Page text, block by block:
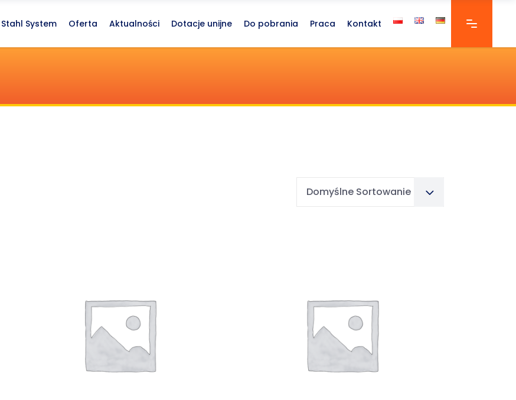
Stahl System Oferta Aktualności Dotacje unijne Do pobrania Praca Kontakt
Domyślne Sortowanie